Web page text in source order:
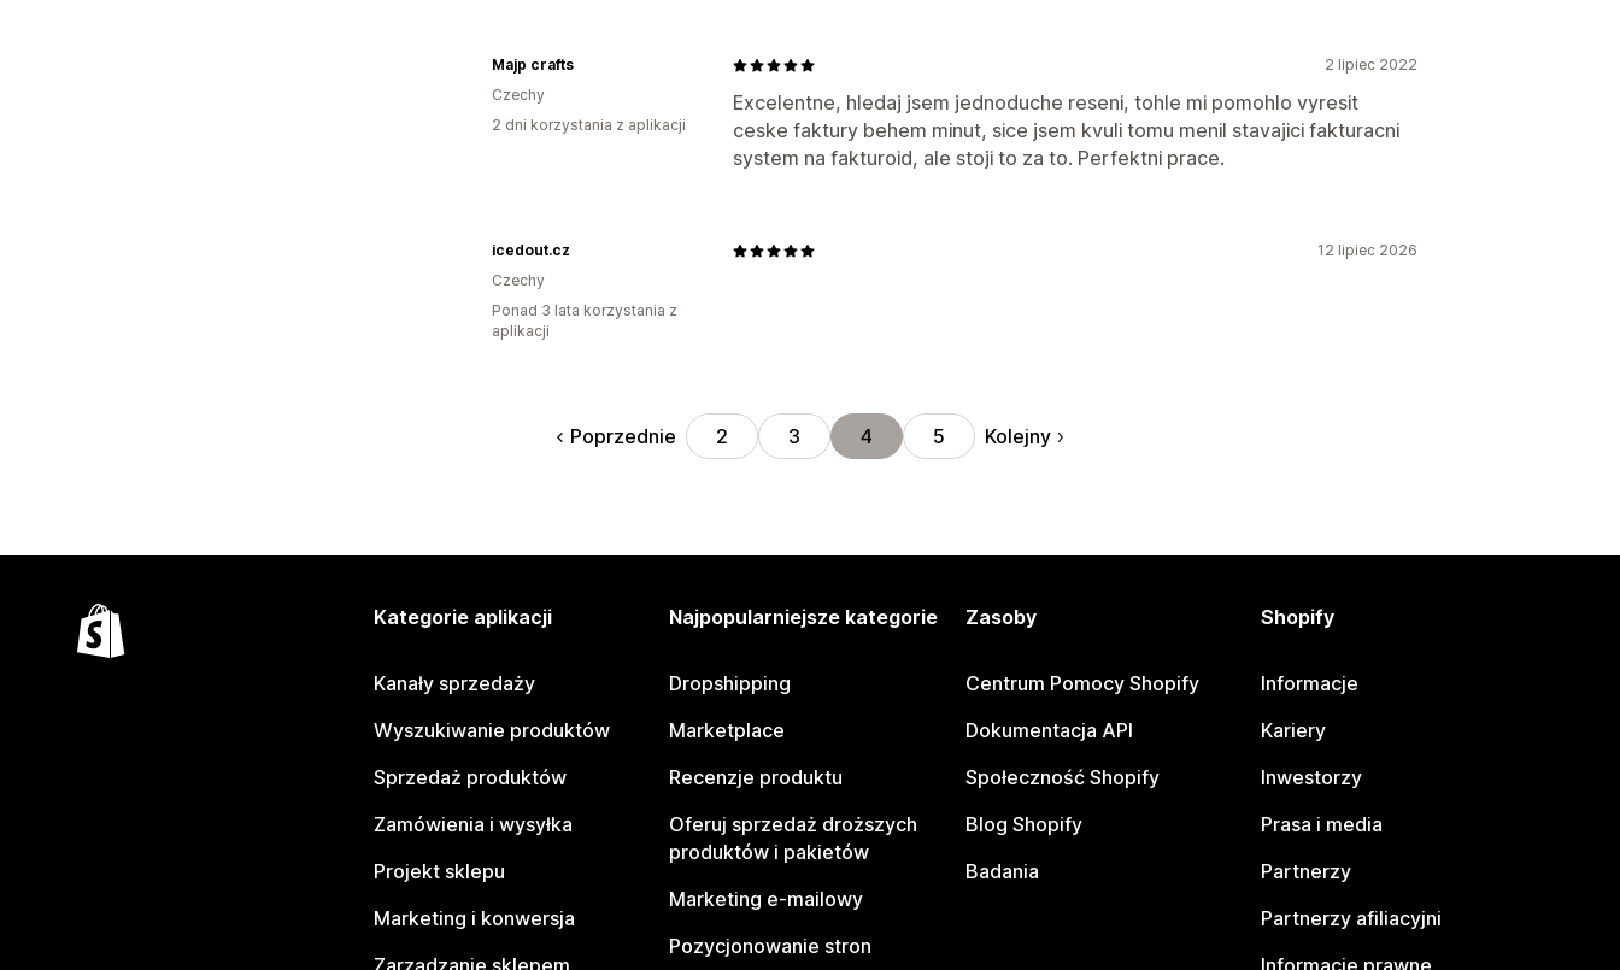
2 lipiec 2022
Excelentne, hledaj jsem jednoduche reseni, tohle mi pomohlo vyresit
ceske faktury behem minut, sice jsem kvuli tomu menil stavajici fakturacni
system na fakturoid, ale stoji to za to. Perfektni prace.
Majp crafts
Czechy
2 dni korzystania z aplikacji
12 lipiec 2026
icedout.cz
Czechy
Ponad 3 lata korzystania z
aplikacji
Poprzednie 2 3 4 5 Kolejny
Kategorie aplikacji
Kanały sprzedaży
Wyszukiwanie produktów
Sprzedaż produktów
Zamówienia i wysyłka
Projekt sklepu
Marketing i konwersja
Zarządzanie sklepem
Najpopularniejsze kategorie
Dropshipping
Marketplace
Recenzje produktu
Oferuj sprzedaż droższych
produktów i pakietów
Marketing e-mailowy
Pozycjonowanie stron
Zasoby
Centrum Pomocy Shopify
Dokumentacja API
Społeczność Shopify
Blog Shopify
Badania
Shopify
Informacje
Kariery
Inwestorzy
Prasa i media
Partnerzy
Partnerzy afiliacyjni
Informacje prawne